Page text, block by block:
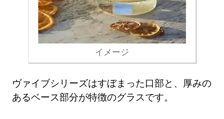
イメージ
ヴァイブシリーズはすぼまった口部と、厚みの
あるベース部分が特徴のグラスです。